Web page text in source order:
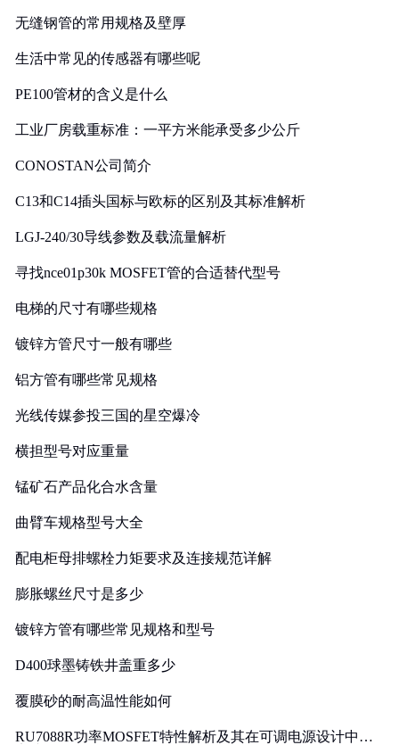
无缝钢管的常用规格及壁厚
生活中常见的传感器有哪些呢
PE100管材的含义是什么
工业厂房载重标准：一平方米能承受多少公斤
CONOSTAN公司简介
C13和C14插头国标与欧标的区别及其标准解析
LGJ-240/30导线参数及载流量解析
寻找nce01p30k MOSFET管的合适替代型号
电梯的尺寸有哪些规格
镀锌方管尺寸一般有哪些
铝方管有哪些常见规格
光线传媒参投三国的星空爆冷
横担型号对应重量
锰矿石产品化合水含量
曲臂车规格型号大全
配电柜母排螺栓力矩要求及连接规范详解
膨胀螺丝尺寸是多少
镀锌方管有哪些常见规格和型号
D400球墨铸铁井盖重多少
覆膜砂的耐高温性能如何
RU7088R功率MOSFET特性解析及其在可调电源设计中的